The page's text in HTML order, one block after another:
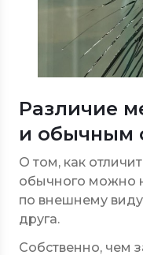
Различие
и обычным
О том, как
обычного можно
по внешнему
друга.
Собственно, чем